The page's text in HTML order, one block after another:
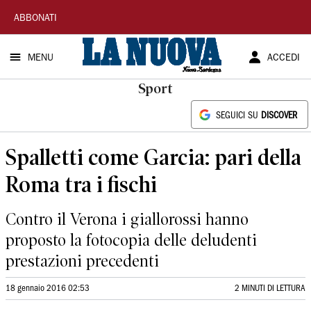
La
Nuova
Sardegna
ABBONATI
MENU ACCEDI
Sport
SEGUICI SU DISCOVER
Spalletti come Garcia: pari della
Roma tra i fischi
Contro il Verona i giallorossi hanno
proposto la fotocopia delle deludenti
prestazioni precedenti
18 gennaio 2016 02:53 2 MINUTI DI LETTURA